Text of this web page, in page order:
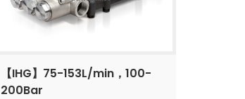
【IHG】75-153L/min，100-
200Bar